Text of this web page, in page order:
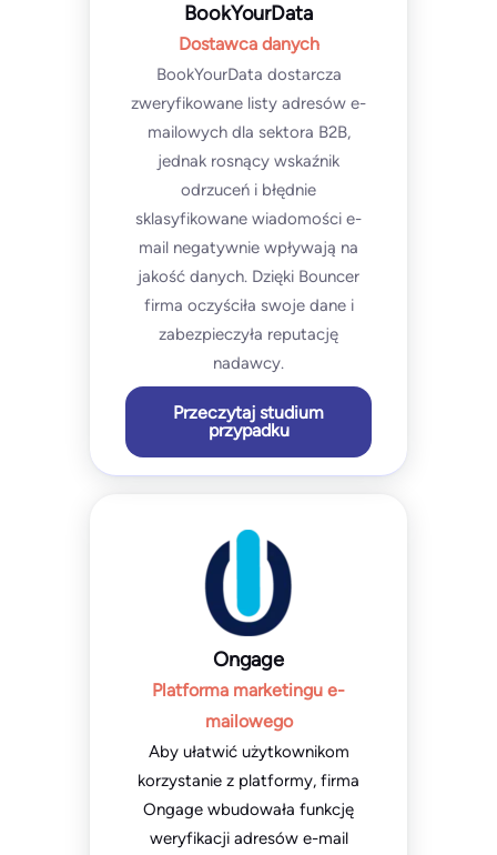
BookYourData
Dostawca danych
BookYourData dostarcza
zweryfikowane listy adresów e-
mailowych dla sektora B2B,
jednak rosnący wskaźnik
odrzuceń i błędnie
sklasyfikowane wiadomości e-
mail negatywnie wpływają na
jakość danych. Dzięki Bouncer
firma oczyściła swoje dane i
zabezpieczyła reputację
nadawcy.
Przeczytaj studium
przypadku
Ongage
Platforma marketingu e-
mailowego
Aby ułatwić użytkownikom
korzystanie z platformy, firma
Ongage wbudowała funkcję
weryfikacji adresów e-mail